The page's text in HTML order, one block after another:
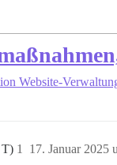
Website-
T) 17. Januar 2025
1